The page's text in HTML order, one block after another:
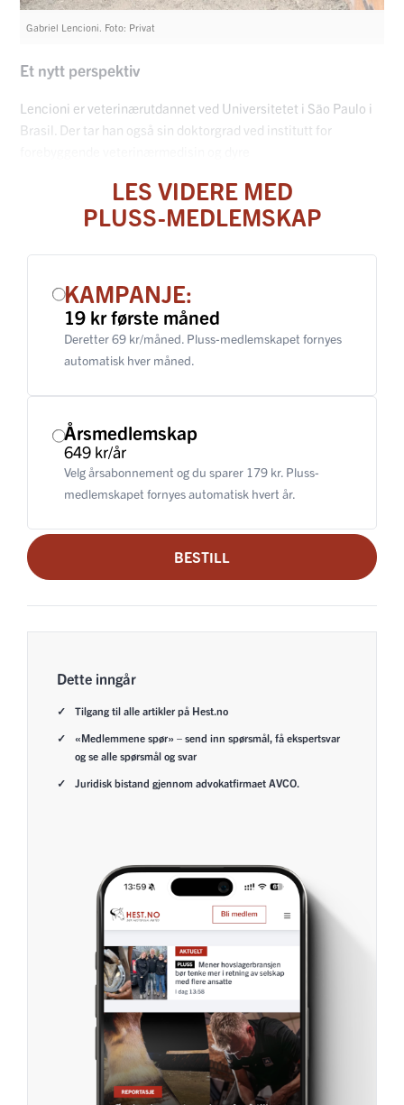
Gabriel Lencioni. Foto: Privat
Et nytt perspektiv
Lencioni er veterinærutdannet ved Universitetet i São Paulo i
Brasil. Der tar han også sin doktorgrad ved institutt for
LES VIDERE MED
PLUSS-MEDLEMSKAP
KAMPANJE:
19 kr første måned
Deretter 69 kr/måned. Pluss-medlemskapet fornyes
automatisk hver måned.
Årsmedlemskap
649 kr/år
Velg årsabonnement og du sparer 179 kr. Pluss-
medlemskapet fornyes automatisk hvert år.
BESTILL
Dette inngår
Tilgang til alle artikler på Hest.no
«Medlemmene spør» – send inn spørsmål, få ekspertsvar
og se alle spørsmål og svar
Juridisk bistand gjennom advokatfirmaet AVCO.